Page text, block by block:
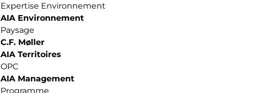
Expertise Environnement
AIA Environnement
Paysage
C.F. Møller
AIA Territoires
OPC
AIA Management
Programme